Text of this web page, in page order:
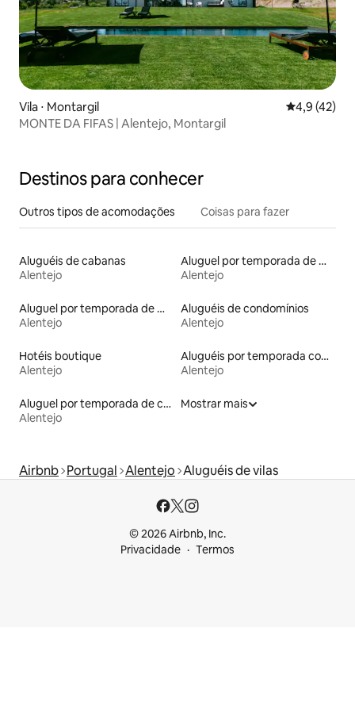
Vila ⋅ Montargil 4,9 de uma
4,9 (42)
MONTE DA FIFAS | Alentejo, Montargil
Destinos para conhecer
Outros tipos de acomodações Coisas para fazer
Aluguéis de cabanas
Alentejo
Aluguel por temporada de microcasas
Alentejo
Aluguel por temporada de moinhos
Alentejo
Aluguéis de condomínios
Alentejo
Hotéis boutique
Alentejo
Aluguéis por temporada com café da manhã
Alentejo
Aluguel por temporada de casas na terra
Alentejo
Mostrar mais
Airbnb Portugal Alentejo Aluguéis de vilas
© 2026 Airbnb, Inc.
Privacidade
Termos